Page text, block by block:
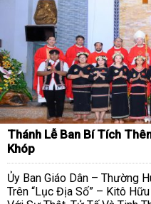
Thánh Lễ Ban Bí Tích
Khóp
Ủy Ban Giáo Dân – Thường
Trên “Lục Địa Số” – Kitô